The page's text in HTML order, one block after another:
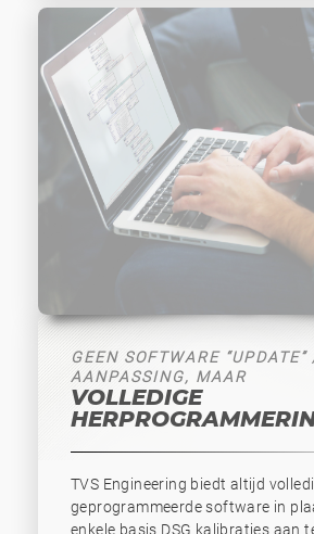
GEEN SOFTWARE “UPDATE”
AANPASSING, MAAR
VOLLEDIGE
TVS Engineering biedt altijd
geprogrammeerde software in
enkele basis DSG kalibraties aan